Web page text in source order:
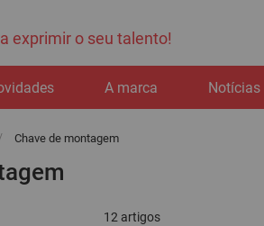
exprimir o seu talento!
A marca Notícias
Chave de montagem
12 artigos